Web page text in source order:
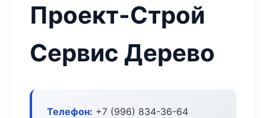
Проект-Строй
Сервис Дерево
Телефон: +7 (996) 834-36-64